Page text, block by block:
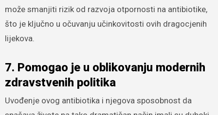
može smanjiti rizik od razvoja otpornosti na antibiotike,
što je ključno u očuvanju učinkovitosti ovih dragocjenih
lijekova.
7. Pomogao je u oblikovanju modernih
zdravstvenih politika
Uvođenje ovog antibiotika i njegova sposobnost da